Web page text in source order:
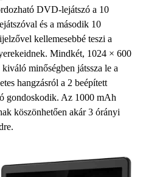
DVD-lejátszó a 10
és a második 10
kellemesebbé teszi a
Mindkét, 1024 × 600
minőségben játssza le a
hangzásról a 2 beépített
gondoskodik. Az 1000 mAh
köszönhetően akár 3 órányi